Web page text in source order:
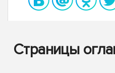
Страницы